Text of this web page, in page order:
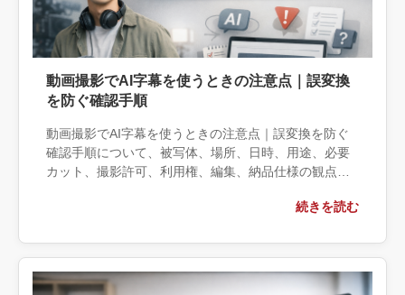
動画撮影でAI字幕を使うときの注意点｜誤変換
を防ぐ確認手順
動画撮影でAI字幕を使うときの注意点｜誤変換を防ぐ
確認手順について、被写体、場所、日時、用途、必要
カット、撮影許可、利用権、編集、納品仕様の観点か
範囲と外部へ相談する条件、相談前に用意する情報、
続きを読む